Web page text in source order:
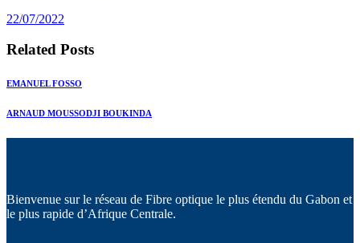
22/07/2022
Related Posts
EMANUEL FOSSO
ARNAUD MOUSSODJI BOUKINDA
Bienvenue sur le réseau de Fibre optique le plus étendu du Gabon et
le plus rapide d’Afrique Centrale.